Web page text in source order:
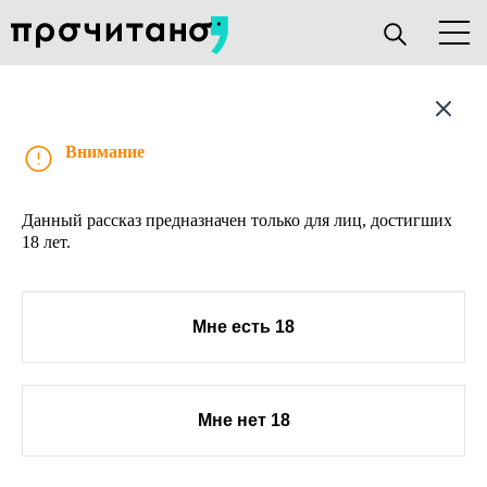
Внимание
Данный рассказ предназначен только для лиц, достигших
18 лет.
Мне есть 18
Мне нет 18